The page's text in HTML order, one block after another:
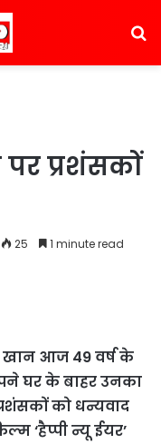
प्रशंसकों
25 1 minute read
खान आज 49 वर्ष के
घर के बाहर उनका
को धन्यवाद
‘हैप्पी न्यू ईयर’